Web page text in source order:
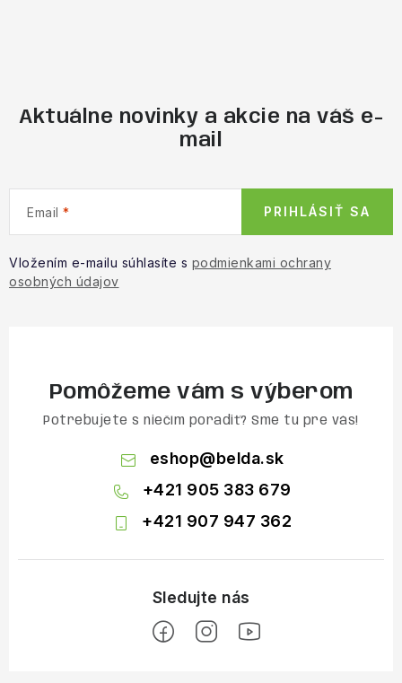
Aktuálne novinky a akcie na váš e-
mail
Email
Vložením e-mailu súhlasíte s podmienkami ochrany
osobných údajov
PRIHLÁSIŤ SA
Pomôžeme vám s výberom
Potrebujete s niečím poradiť? Sme tu pre vás!
eshop@belda.sk
+421 905 383 679
+421 907 947 362